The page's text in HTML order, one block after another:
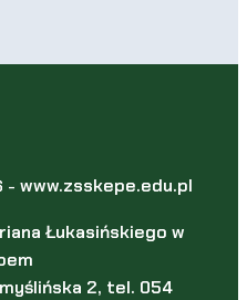
- www.zsskepe.edu.pl
Łukasińskiego w
2, tel. 054